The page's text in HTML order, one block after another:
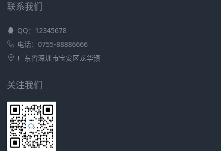
联系我们
QQ：12345678
电话：0755-88886666
广东省深圳市宝安区龙华镇
关注我们